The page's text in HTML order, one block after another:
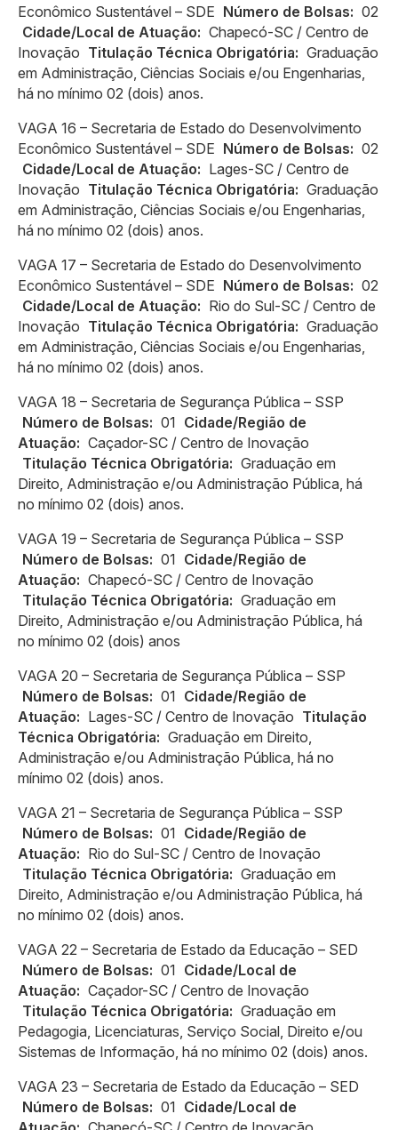
Econômico Sustentável – SDE Número de Bolsas: 02
Cidade/Local de Atuação: Chapecó-SC / Centro de
Inovação Titulação Técnica Obrigatória: Graduação
em Administração, Ciências Sociais e/ou Engenharias,
há no mínimo 02 (dois) anos.
VAGA 16 – Secretaria de Estado do Desenvolvimento
Econômico Sustentável – SDE Número de Bolsas: 02
Cidade/Local de Atuação: Lages-SC / Centro de
Inovação Titulação Técnica Obrigatória: Graduação
em Administração, Ciências Sociais e/ou Engenharias,
há no mínimo 02 (dois) anos.
VAGA 17 – Secretaria de Estado do Desenvolvimento
Econômico Sustentável – SDE Número de Bolsas: 02
Cidade/Local de Atuação: Rio do Sul-SC / Centro de
Inovação Titulação Técnica Obrigatória: Graduação
em Administração, Ciências Sociais e/ou Engenharias,
há no mínimo 02 (dois) anos.
VAGA 18 – Secretaria de Segurança Pública – SSP
Número de Bolsas: 01 Cidade/Região de
Atuação: Caçador-SC / Centro de Inovação
Titulação Técnica Obrigatória: Graduação em
Direito, Administração e/ou Administração Pública, há
no mínimo 02 (dois) anos.
VAGA 19 – Secretaria de Segurança Pública – SSP
Número de Bolsas: 01 Cidade/Região de
Atuação: Chapecó-SC / Centro de Inovação
Titulação Técnica Obrigatória: Graduação em
Direito, Administração e/ou Administração Pública, há
no mínimo 02 (dois) anos
VAGA 20 – Secretaria de Segurança Pública – SSP
Número de Bolsas: 01 Cidade/Região de
Atuação: Lages-SC / Centro de Inovação Titulação
Técnica Obrigatória: Graduação em Direito,
Administração e/ou Administração Pública, há no
mínimo 02 (dois) anos.
VAGA 21 – Secretaria de Segurança Pública – SSP
Número de Bolsas: 01 Cidade/Região de
Atuação: Rio do Sul-SC / Centro de Inovação
Titulação Técnica Obrigatória: Graduação em
Direito, Administração e/ou Administração Pública, há
no mínimo 02 (dois) anos.
VAGA 22 – Secretaria de Estado da Educação – SED
Número de Bolsas: 01 Cidade/Local de
Atuação: Caçador-SC / Centro de Inovação
Titulação Técnica Obrigatória: Graduação em
Pedagogia, Licenciaturas, Serviço Social, Direito e/ou
Sistemas de Informação, há no mínimo 02 (dois) anos.
VAGA 23 – Secretaria de Estado da Educação – SED
Número de Bolsas: 01 Cidade/Local de